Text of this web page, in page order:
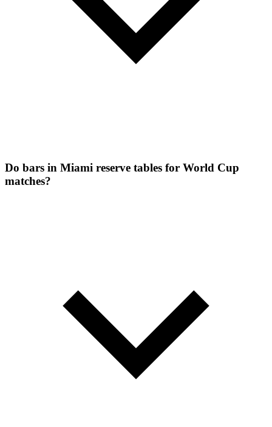
Do bars in Miami reserve tables for World Cup
matches?